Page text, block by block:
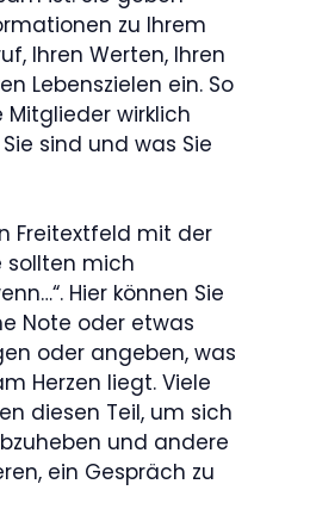
zu Ihrem
Ihren Werten, Ihren
Lebenszielen ein. So
wirklich
sind und was Sie
Freitextfeld mit der
sollten mich
Hier können Sie
Note oder etwas
oder angeben, was
Herzen liegt. Viele
diesen Teil, um sich
und andere
ein Gespräch zu